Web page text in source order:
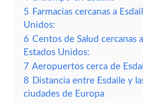
5 Farmacias cercanas a
Unidos:
6 Centos de Salud cercanas
Estados Unidos:
7 Aeropuertos cerca de
8 Distancia entre Esdaile y
ciudades de Europa